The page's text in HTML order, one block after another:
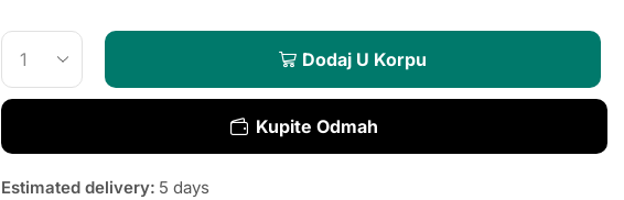
Dodaj U Korpu
Kupite Odmah
Estimated delivery: 5 days